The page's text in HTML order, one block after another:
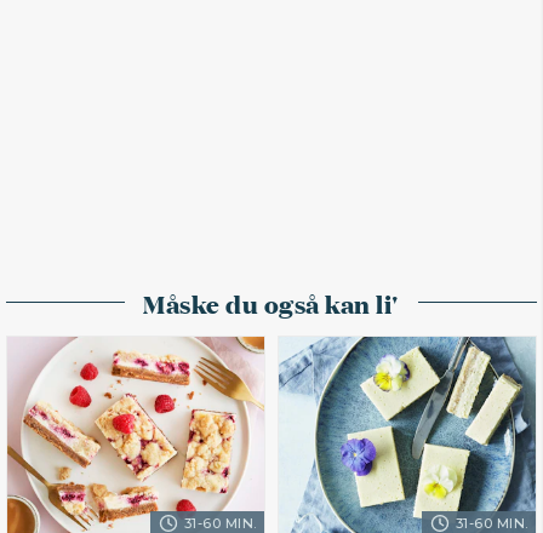
Måske du også kan li'
31-60 MIN. 31-60 MIN.